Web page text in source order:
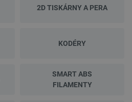
2D TISKÁRNY A PERA
KODÉRY
SMART ABS
FILAMENTY